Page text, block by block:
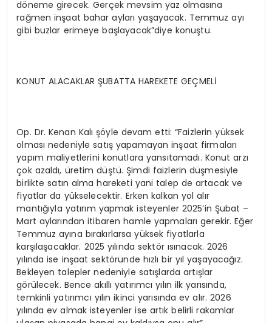
döneme girecek. Gerçek mevsim yaz olmasına
rağmen inşaat bahar ayları yaşayacak. Temmuz ayı
gibi buzlar erimeye başlayacak”diye konuştu.
KONUT ALACAKLAR ŞUBATTA HAREKETE GEÇMELİ
Op. Dr. Kenan Kalı şöyle devam etti: “Faizlerin yüksek
olması nedeniyle satış yapamayan inşaat firmaları
yapım maliyetlerini konutlara yansıtamadı. Konut arzı
çok azaldı, üretim düştü. Şimdi faizlerin düşmesiyle
birlikte satın alma hareketi yani talep de artacak ve
fiyatlar da yükselecektir. Erken kalkan yol alır
mantığıyla yatırım yapmak isteyenler 2025’in Şubat –
Mart aylarından itibaren hamle yapmaları gerekir. Eğer
Temmuz ayına bırakırlarsa yüksek fiyatlarla
karşılaşacaklar. 2025 yılında sektör ısınacak. 2026
yılında ise inşaat sektöründe hızlı bir yıl yaşayacağız.
Bekleyen talepler nedeniyle satışlarda artışlar
görülecek. Bence akıllı yatırımcı yılın ilk yarısında,
temkinli yatırımcı yılın ikinci yarısında ev alır. 2026
yılında ev almak isteyenler ise artık belirli rakamlar